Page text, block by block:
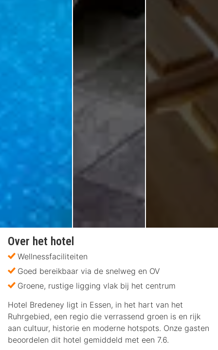
Over het hotel
Wellnessfaciliteiten
Goed bereikbaar via de snelweg en OV
Groene, rustige ligging vlak bij het centrum
Hotel Bredeney ligt in Essen, in het hart van het
Ruhrgebied, een regio die verrassend groen is en rijk
aan cultuur, historie en moderne hotspots. Onze gasten
beoordelen dit hotel gemiddeld met een 7.6.